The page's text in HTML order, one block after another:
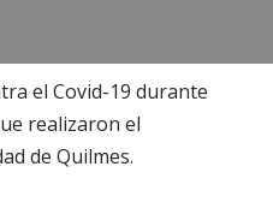
el Covid-19 durante
realizaron el
de Quilmes.